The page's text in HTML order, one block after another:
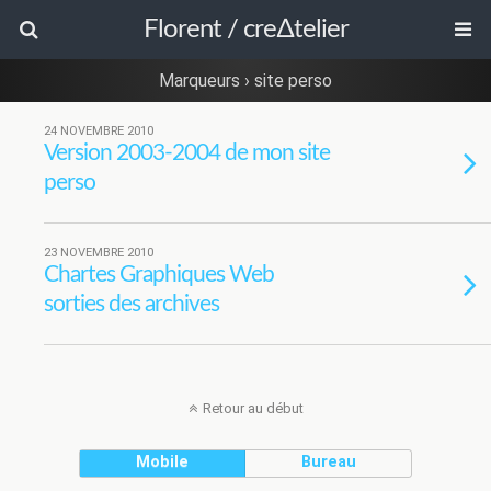
Florent / cre∆telier
Marqueurs › site perso
24 NOVEMBRE 2010
Version 2003-2004 de mon site
perso
23 NOVEMBRE 2010
Chartes Graphiques Web
sorties des archives
Retour au début
Mobile Bureau